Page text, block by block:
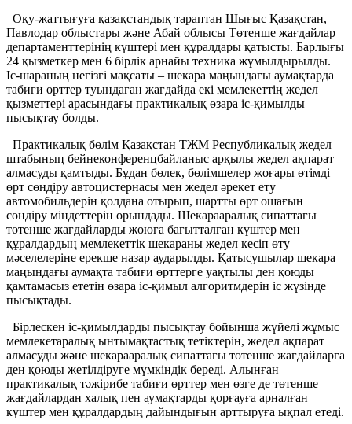
Оқу-жаттығуға қазақстандық тараптан Шығыс Қазақстан,
Павлодар облыстары және Абай облысы Төтенше жағдайлар
департаменттерінің күштері мен құралдары қатысты. Барлығы
24 қызметкер мен 6 бірлік арнайы техника жұмылдырылды.
Іс-шараның негізгі мақсаты – шекара маңындағы аумақтарда
табиғи өрттер туындаған жағдайда екі мемлекеттің жедел
қызметтері арасындағы практикалық өзара іс-қимылды
пысықтау болды.
Практикалық бөлім Қазақстан ТЖМ Республикалық жедел
штабының бейнеконференцбайланыс арқылы жедел ақпарат
алмасуды қамтыды. Бұдан бөлек, бөлімшелер жоғары өтімді
өрт сөндіру автоцистернасы мен жедел әрекет ету
автомобильдерін қолдана отырып, шартты өрт ошағын
сөндіру міндеттерін орындады. Шекарааралық сипаттағы
төтенше жағдайларды жоюға бағытталған күштер мен
құралдардың мемлекеттік шекараны жедел кесіп өту
мәселелеріне ерекше назар аударылды. Қатысушылар шекара
маңындағы аумақта табиғи өрттерге уақтылы ден қоюды
қамтамасыз ететін өзара іс-қимыл алгоритмдерін іс жүзінде
пысықтады.
Бірлескен іс-қимылдарды пысықтау бойынша жүйелі жұмыс
мемлекетаралық ынтымақтастық тетіктерін, жедел ақпарат
алмасуды және шекарааралық сипаттағы төтенше жағдайларға
ден қоюды жетілдіруге мүмкіндік береді. Алынған
практикалық тәжірибе табиғи өрттер мен өзге де төтенше
жағдайлардан халық пен аумақтарды қорғауға арналған
күштер мен құралдардың дайындығын арттыруға ықпал етеді.